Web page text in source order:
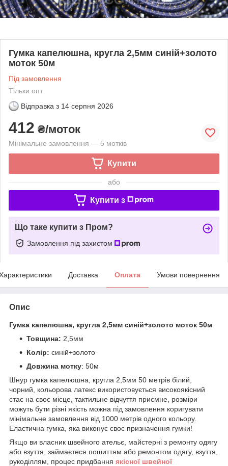
Гумка капелюшна, кругла 2,5мм синій+золото
моток 50м
Під замовлення
Тільки опт
Відправка з 14 серпня 2026
412 ₴/моток
Мінімальне замовлення — 5 мотків
Купити
або
Купити з
Що таке купити з Пром?
Замовлення під захистом
Доставка Оплата Умови повернення
Опис
Гумка капелюшна, кругла 2,5мм синій+золото моток 50м
Товщина: 2,5мм
Колір: синій+золото
Довжина мотку: 50м
Шнур гумка капелюшна, кругла 2,5мм 50 метрів білий,
чорний, кольорова латекс використовується високоякісний
стає на своє місце, тактильне відчуття приємне, розміри
можуть бути різні якість можна під замовлення коригувати
мінімальне замовлення від 1000 метрів одного кольору.
Еластична гумка, яка виконує своє призначення гумки!
Якщо ви власник швейного ательє, майстерні з ремонту одягу
або взуття, займаєтеся пошиттям або ремонтом одягу, взуття,
рукоділлям, процес придбання якісної швейної